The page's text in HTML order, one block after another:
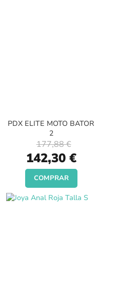
PDX ELITE MOTO BATOR
2
Special
Price
142,30 €
177,88 €
COMPRAR